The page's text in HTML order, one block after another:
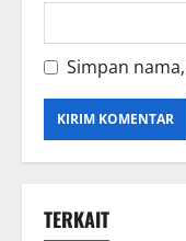
Simpan
TERKAIT